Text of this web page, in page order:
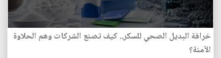
خرافة البديل الصحي للسكر.. كيف تصنع الشركات وهم الحلاوة
الآمنة؟